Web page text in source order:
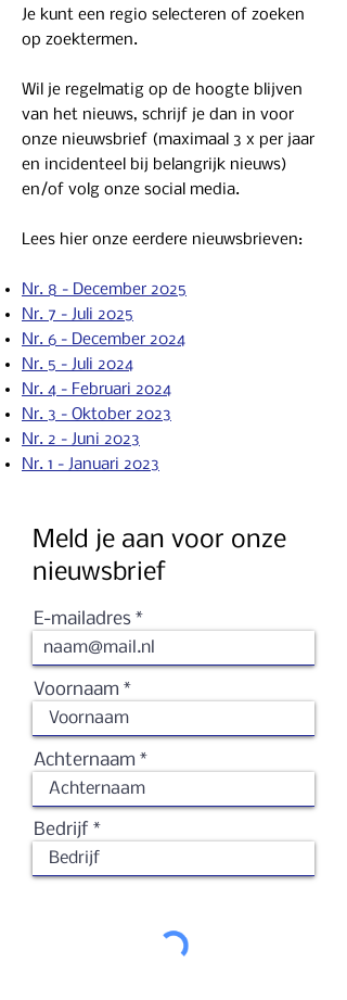
Je kunt een regio selecteren of zoeken
op zoektermen.
Wil je regelmatig op de hoogte blijven
van het nieuws, schrijf je dan in voor
onze nieuwsbrief (maximaal 3 x per jaar
en incidenteel bij belangrijk nieuws)
en/of volg onze social media.
Lees hier onze eerdere nieuwsbrieven:
Nr. 8 - December 2025
Nr. 7 - Juli 2025
Nr. 6 - December 2024
Nr. 5 - Juli 2024
Nr. 4 - Februari 2024
Nr. 3 - Oktober 2023
Nr. 2 - Juni 2023
Nr. 1 - Januari 2023
Meld je aan voor onze
nieuwsbrief
E-mailadres
Voornaam
Achternaam
Bedrijf